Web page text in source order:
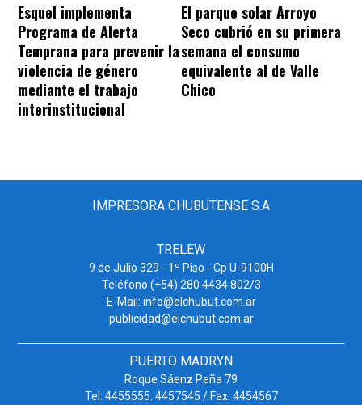
Esquel implementa
Programa de Alerta
Temprana para prevenir la
violencia de género
mediante el trabajo
interinstitucional
El parque solar Arroyo
Seco cubrió en su primera
semana el consumo
equivalente al de Valle
Chico
IMPRESORA CHUBUTENSE S.A
TRELEW
9 de Julio 329 - 1º Piso - Cp U-9100H
Teléfono (+54) 280 4434 802/3
E-Mail: info@elchubut.com.ar
publicidad@elchubut.com.ar
PUERTO MADRYN
Roque Sáenz Peña 79
Tel: 4455555. 4457545 / Fax: 4454567